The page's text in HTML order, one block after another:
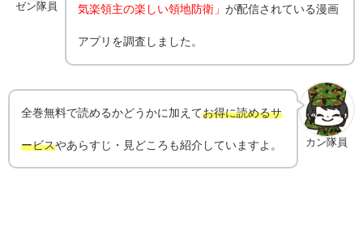
ゼン隊員 気楽領主の楽しい領地防衛」が配信されている漫画
アプリを調査しました。
カン隊員
全巻無料で読めるかどうかに加えてお得に読めるサ
ービスやあらすじ・見どころも紹介していますよ。